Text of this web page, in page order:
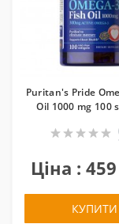
Puritan's Pride
Oil 1000 mg 100
Ціна :
КУПИТИ